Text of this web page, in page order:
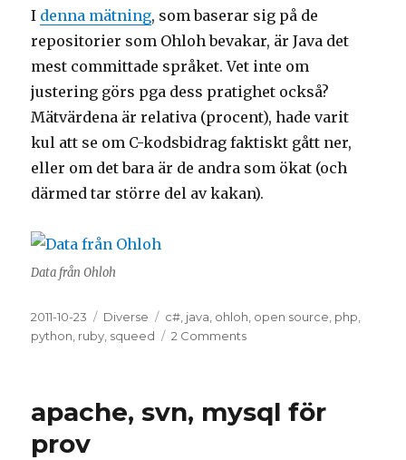
I denna mätning, som baserar sig på de
repositorier som Ohloh bevakar, är Java det
mest committade språket. Vet inte om
justering görs pga dess pratighet också?
Mätvärdena är relativa (procent), hade varit
kul att se om C-kodsbidrag faktiskt gått ner,
eller om det bara är de andra som ökat (och
därmed tar större del av kakan).
Data från Ohloh
Posted
on
2011-10-23 Categories
Diverse Tags
c# java ohloh open source php
python ruby squeed 2 Comments
2011
apache, svn, mysql för
prov